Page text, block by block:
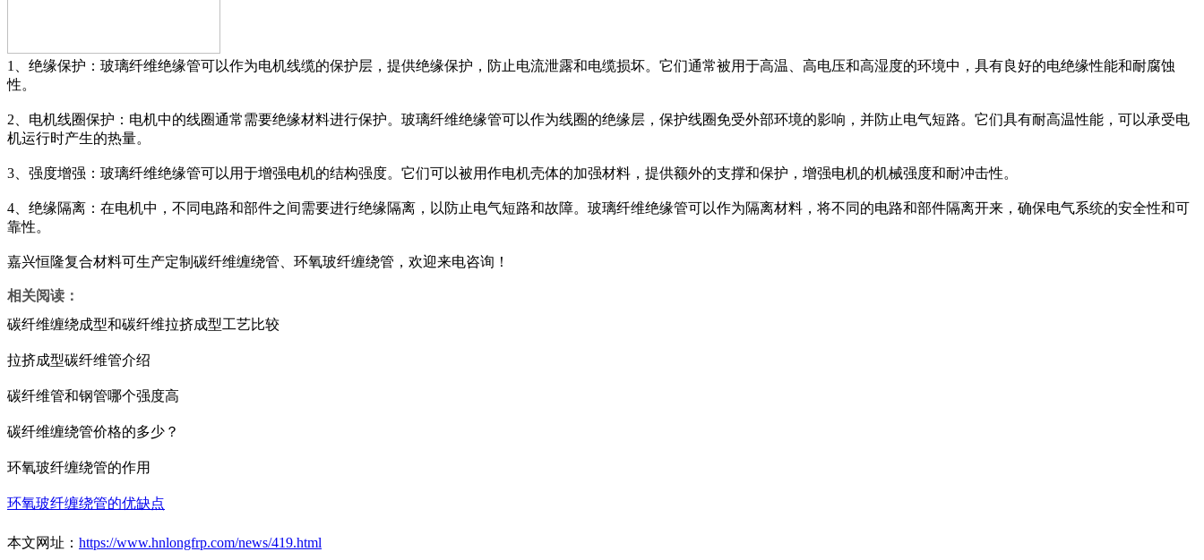
1、绝缘保护：玻璃纤维绝缘管可以作为电机线缆的保护层，提供绝缘保护，防止电流泄露和电缆损坏。它们通常被用于高温、高电压和高湿度的环境中，具有良好的电绝缘性能和耐腐蚀
性。
2、电机线圈保护：电机中的线圈通常需要绝缘材料进行保护。玻璃纤维绝缘管可以作为线圈的绝缘层，保护线圈免受外部环境的影响，并防止电气短路。它们具有耐高温性能，可以承受电
机运行时产生的热量。
3、强度增强：玻璃纤维绝缘管可以用于增强电机的结构强度。它们可以被用作电机壳体的加强材料，提供额外的支撑和保护，增强电机的机械强度和耐冲击性。
4、绝缘隔离：在电机中，不同电路和部件之间需要进行绝缘隔离，以防止电气短路和故障。玻璃纤维绝缘管可以作为隔离材料，将不同的电路和部件隔离开来，确保电气系统的安全性和可
靠性。
嘉兴恒隆复合材料可生产定制碳纤维缠绕管、环氧玻纤缠绕管，欢迎来电咨询！
相关阅读：
碳纤维缠绕成型和碳纤维拉挤成型工艺比较
拉挤成型碳纤维管介绍
碳纤维管和钢管哪个强度高
碳纤维缠绕管价格的多少？
环氧玻纤缠绕管的作用
环氧玻纤缠绕管的优缺点
本文网址： https://www.hnlongfrp.com/news/419.html